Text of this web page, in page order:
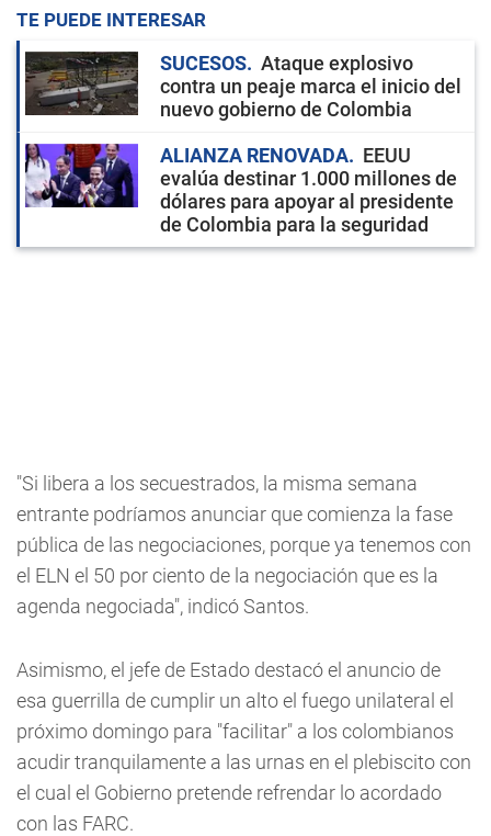
TE PUEDE INTERESAR
SUCESOS
Ataque explosivo
contra un peaje marca el inicio del
nuevo gobierno de Colombia
ALIANZA RENOVADA
EEUU
evalúa destinar 1.000 millones de
dólares para apoyar al presidente
de Colombia para la seguridad
"Si libera a los secuestrados, la misma semana
entrante podríamos anunciar que comienza la fase
pública de las negociaciones, porque ya tenemos con
el ELN el 50 por ciento de la negociación que es la
agenda negociada", indicó Santos.
Asimismo, el jefe de Estado destacó el anuncio de
esa guerrilla de cumplir un alto el fuego unilateral el
próximo domingo para "facilitar" a los colombianos
acudir tranquilamente a las urnas en el plebiscito con
el cual el Gobierno pretende refrendar lo acordado
con las FARC.